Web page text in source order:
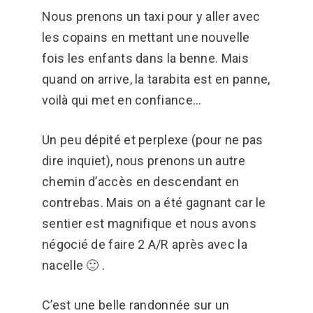
Nous prenons un taxi pour y aller avec
les copains en mettant une nouvelle
fois les enfants dans la benne. Mais
quand on arrive, la tarabita est en panne,
voilà qui met en confiance…
Un peu dépité et perplexe (pour ne pas
dire inquiet), nous prenons un autre
chemin d’accès en descendant en
contrebas. Mais on a été gagnant car le
sentier est magnifique et nous avons
négocié de faire 2 A/R après avec la
nacelle 🙂 .
C’est une belle randonnée sur un